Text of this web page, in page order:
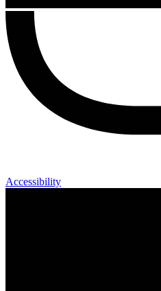
Accessibility